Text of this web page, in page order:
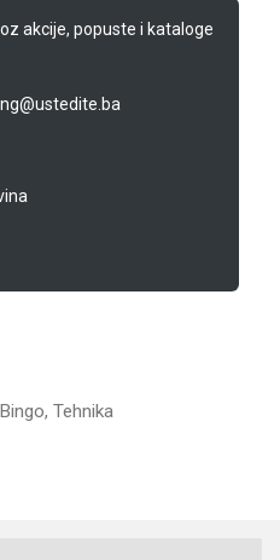
akcije, popuste i kataloge
Bingo, Tehnika